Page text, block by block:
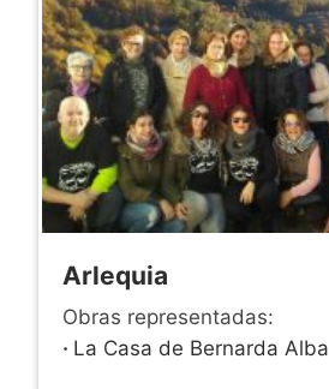
Arlequia
Obras representadas:
· La Casa de Bernarda Alba